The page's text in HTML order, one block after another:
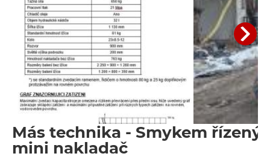
Más technika - Smykem řízený
mini nakladač